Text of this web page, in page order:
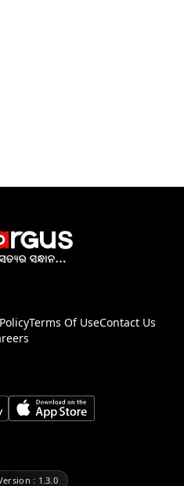
Terms Of UseContact Us
: 1.3.0